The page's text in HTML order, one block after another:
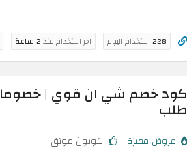
228استخدام اليوم اخر استخدام منذ2 ساعة
طلب
عروض مميزة كوبون موثق